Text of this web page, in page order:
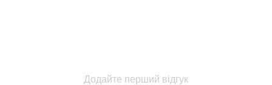
Додайте перший відгук